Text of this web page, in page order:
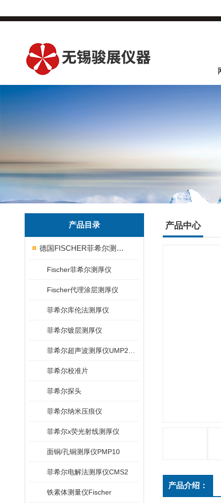
产品目录
德国FISCHER菲希尔测厚仪
Fischer菲希尔测厚仪
Fischer代理涂层测厚仪
菲希尔库伦法测厚仪
菲希尔镀层测厚仪
菲希尔校准片
菲希尔探头
菲希尔纳米压痕仪
菲希尔x荧光射线测厚仪
面铜/孔铜测厚仪PMP10
菲希尔电解法测厚仪CMS2
铁素体测量仪Fischer
产品中心
产品介绍：